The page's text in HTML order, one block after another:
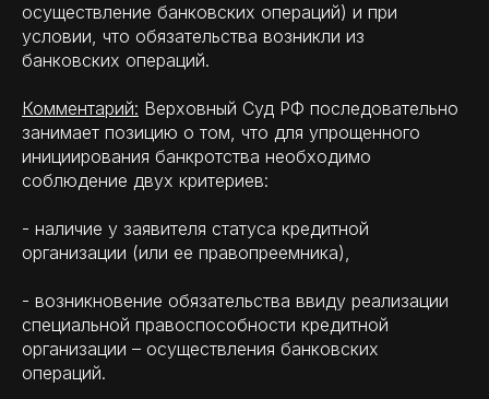
осуществление банковских операций) и при
условии, что обязательства возникли из
банковских операций.
Комментарий: Верховный Суд РФ последовательно
занимает позицию о том, что для упрощенного
инициирования банкротства необходимо
соблюдение двух критериев:
- наличие у заявителя статуса кредитной
организации (или ее правопреемника),
- возникновение обязательства ввиду реализации
специальной правоспособности кредитной
организации – осуществления банковских
операций.